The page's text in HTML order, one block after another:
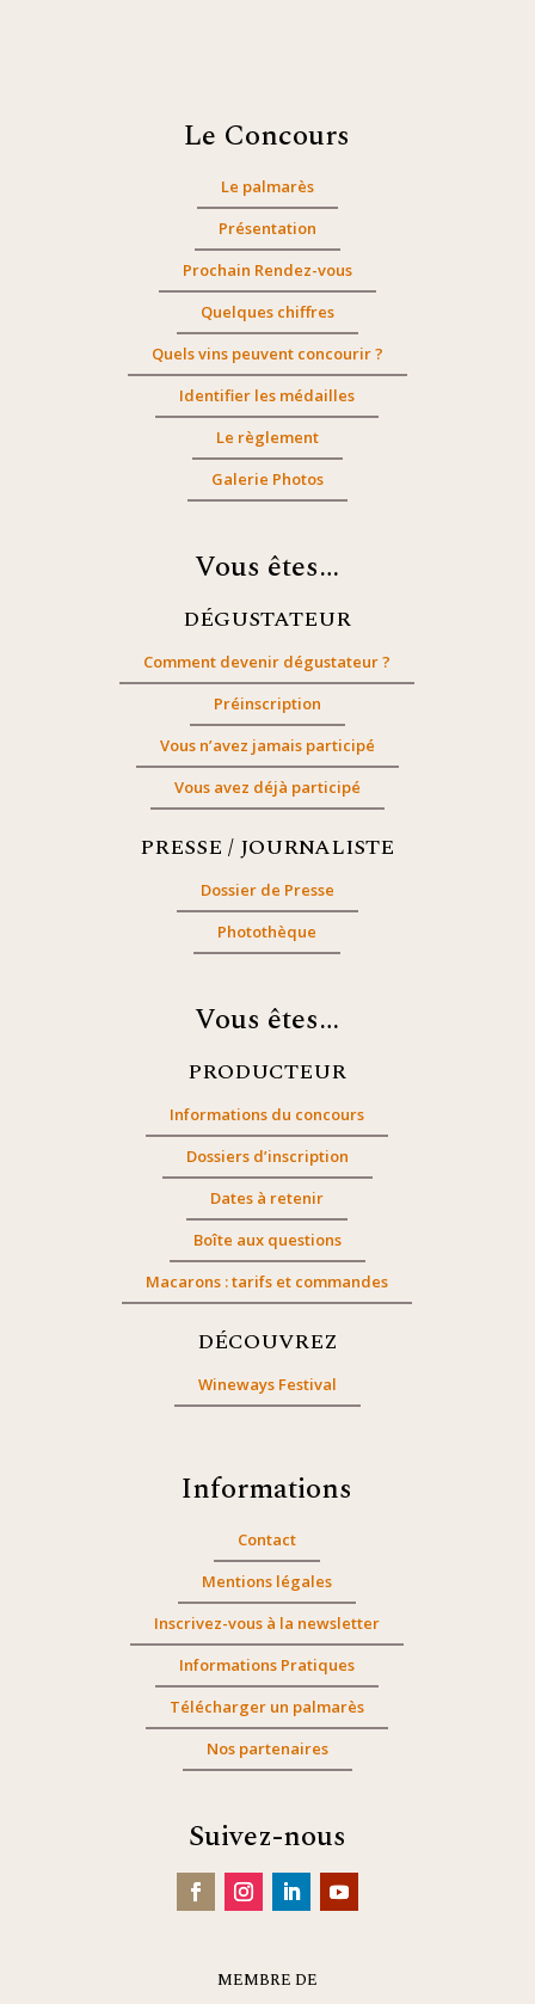
Le Concours
Le palmarès
Présentation
Prochain Rendez-vous
Quelques chiffres
Quels vins peuvent concourir ?
Identifier les médailles
Le règlement
Galerie Photos
Vous êtes…
DÉGUSTATEUR
Comment devenir dégustateur ?
Préinscription
Vous n’avez jamais participé
Vous avez déjà participé
PRESSE / JOURNALISTE
Dossier de Presse
Photothèque
Vous êtes…
PRODUCTEUR
Informations du concours
Dossiers d’inscription
Dates à retenir
Boîte aux questions
Macarons : tarifs et commandes
DÉCOUVREZ
Wineways Festival
Informations
Contact
Mentions légales
Inscrivez-vous à la newsletter
Informations Pratiques
Télécharger un palmarès
Nos partenaires
Suivez-nous
MEMBRE DE